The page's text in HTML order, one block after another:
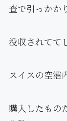
査で引っかか
没収されてて
スイスの空港
購入したもの